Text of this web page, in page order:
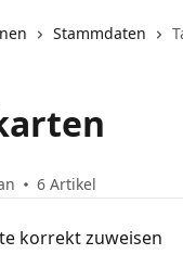
Stammdaten
6 Artikel
korrekt zuweisen